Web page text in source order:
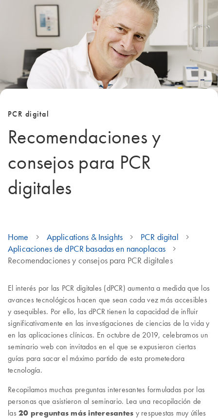
PCR digital
Recomendaciones y
consejos para PCR
digitales
Home Applications & Insights
PCR digital
Aplicaciones de dPCR basadas en nanoplacas
Recomendaciones y consejos para PCR digitales
El interés por las PCR digitales (dPCR) aumenta a medida que los
avances tecnológicos hacen que sean cada vez más accesibles
y asequibles. Por ello, las dPCR tienen la capacidad de influir
significativamente en las investigaciones de ciencias de la vida y
en las aplicaciones clínicas. En octubre de 2019, celebramos un
seminario web con invitados en el que se expusieron ciertas
guías para sacar el máximo partido de esta prometedora
tecnología.
Recopilamos muchas preguntas interesantes formuladas por las
personas que asistieron al seminario. Lea una recopilación de
las 20 preguntas más interesantes y respuestas muy útiles